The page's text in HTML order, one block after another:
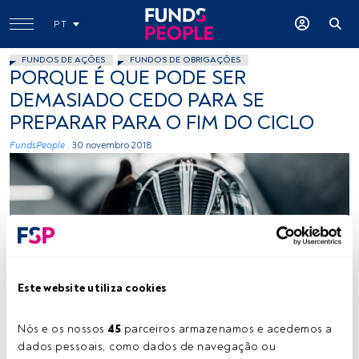
Este website utiliza cookies
Nós e os nossos 45 parceiros armazenamos e acedemos a
dados pessoais, como dados de navegação ou
PT
FUNDOS DE AÇÕES FUNDOS DE OBRIGAÇÕES
PORQUE É QUE PODE SER
DEMASIADO CEDO PARA SE
PREPARAR PARA O FIM DO CICLO
FundsPeople . 30 novembro 2018
-
Tempo de leitura:4 min.